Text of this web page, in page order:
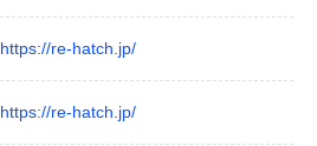
https://re-hatch.jp/
https://re-hatch.jp/